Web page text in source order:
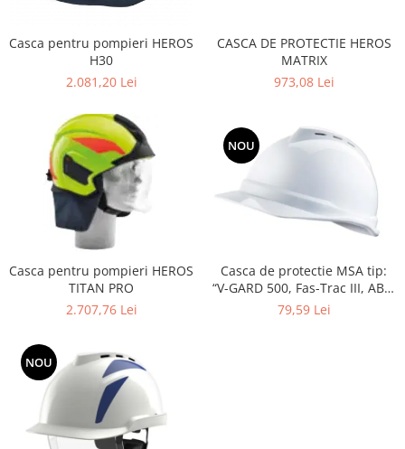
Casca pentru pompieri HEROS
H30
2.081,20 Lei
CASCA DE PROTECTIE HEROS
MATRIX
973,08 Lei
Casca pentru pompieri HEROS
TITAN PRO
2.707,76 Lei
NOU
Casca de protectie MSA tip:
“V-GARD 500, Fas-Trac III, ABS,
ventilata”, diverse culori
79,59 Lei
NOU